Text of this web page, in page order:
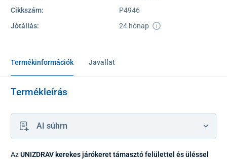
Cikkszám:
P4946
Jótállás:
24 hónap
Termékinformációk Javallat
Termékleírás
AI súhrn
AzUNIZDRAV kerekes járókeret támasztó felülettel és üléssel